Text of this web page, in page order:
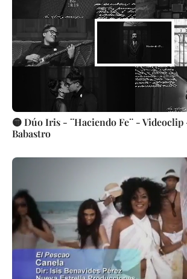
🟡 Dúo Iris - ¨Haciendo Fe¨ -
Babastro